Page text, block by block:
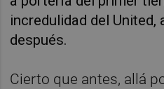
incredulidad del United,
después.
Cierto que antes, allá